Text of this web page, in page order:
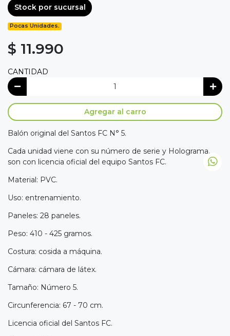
Stock por sucursal
Pocas Unidades.
$ 11.990
CANTIDAD
Agregar al carro
Balón original del Santos FC N° 5.
Cada unidad viene con su número de serie y Holograma,
son con licencia oficial del equipo Santos FC.
Material: PVC.
Uso: entrenamiento.
Paneles: 28 paneles.
Peso: 410 - 425 gramos.
Costura: cosida a máquina.
Cámara: cámara de látex.
Tamaño: Número 5.
Circunferencia: 67 - 70 cm.
Licencia oficial del Santos FC.